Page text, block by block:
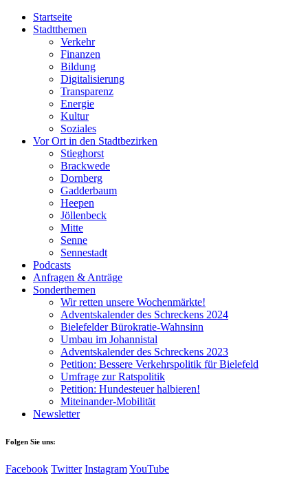
Startseite
Stadtthemen
Verkehr
Finanzen
Bildung
Digitalisierung
Transparenz
Energie
Kultur
Soziales
Vor Ort in den Stadtbezirken
Stieghorst
Brackwede
Dornberg
Gadderbaum
Heepen
Jöllenbeck
Mitte
Senne
Sennestadt
Podcasts
Anfragen & Anträge
Sonderthemen
Wir retten unsere Wochenmärkte!
Adventskalender des Schreckens 2024
Bielefelder Bürokratie-Wahnsinn
Umbau im Johannistal
Adventskalender des Schreckens 2023
Petition: Bessere Verkehrspolitik für Bielefeld​​
Umfrage zur Ratspolitik
Petition: Hundesteuer halbieren!
Miteinander-Mobilität
Newsletter
Folgen Sie uns:
Facebook Twitter InstagramYouTube